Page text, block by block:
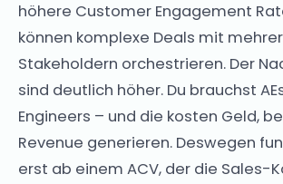
höhere Customer Engagement
können komplexe Deals mit
Stakeholdern orchestrieren. Der
sind deutlich höher. Du brauchst
Engineers – und die kosten Geld,
Revenue generieren. Deswegen
erst ab einem ACV, der die Sales-